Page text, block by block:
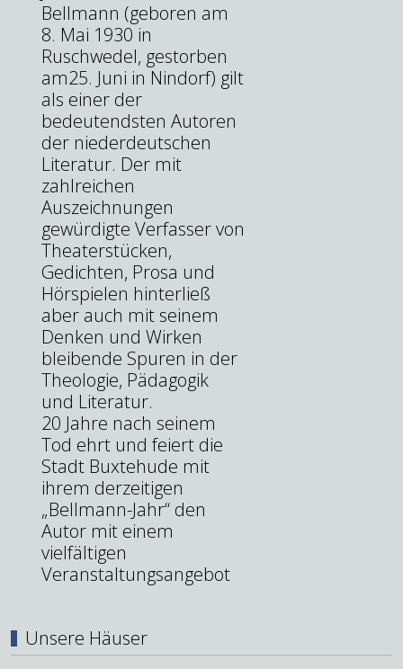
Bellmann (geboren am
8. Mai 1930 in
Ruschwedel, gestorben
am25. Juni in Nindorf) gilt
als einer der
bedeutendsten Autoren
der niederdeutschen
Literatur. Der mit
zahlreichen
Auszeichnungen
gewürdigte Verfasser von
Theaterstücken,
Gedichten, Prosa und
Hörspielen hinterließ
aber auch mit seinem
Denken und Wirken
bleibende Spuren in der
Theologie, Pädagogik
und Literatur.
20 Jahre nach seinem
Tod ehrt und feiert die
Stadt Buxtehude mit
ihrem derzeitigen
„Bellmann-Jahr“ den
Autor mit einem
vielfältigen
Veranstaltungsangebot
Unsere Häuser